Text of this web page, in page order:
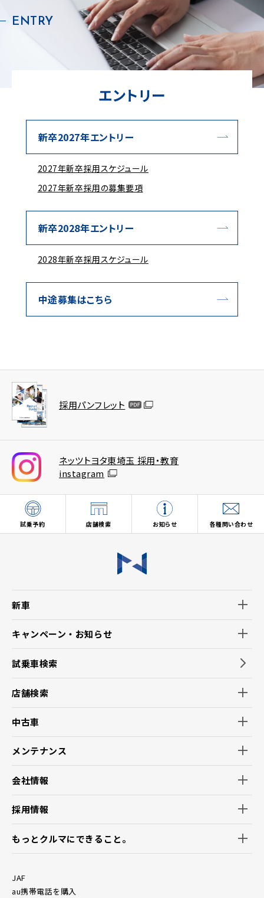
ENTRY
エントリー
新卒2027年エントリー
2027年新卒採用スケジュール
2027年新卒採用の募集要項
新卒2028年エントリー
2028年新卒採用スケジュール
中途募集はこちら
採用パンフレット
ネッツトヨタ東埼玉 採用・教育
instagram
試乗予約 店舗検索 お知らせ 各種問い合わせ
新車
キャンペーン・お知らせ
試乗車検索
店舗検索
中古車
メンテナンス
会社情報
採用情報
もっとクルマにできること。
JAF
au携帯電話を購入